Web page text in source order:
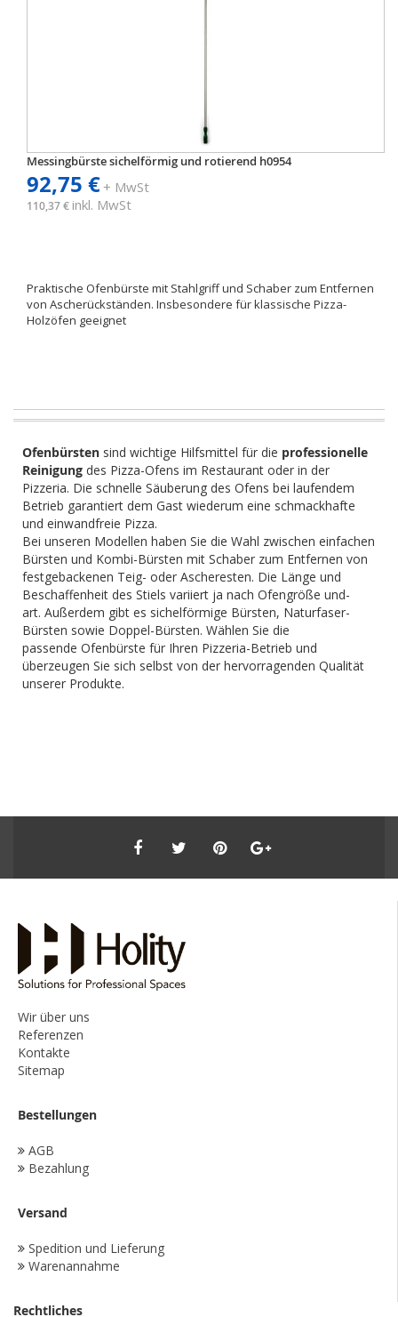
Messingbürste sichelförmig und rotierend h0954
92,75 €+ MwSt
110,37 € inkl. MwSt
Praktische Ofenbürste mit Stahlgriff und Schaber zum Entfernen
von Ascherückständen. Insbesondere für klassische Pizza-
Holzöfen geeignet
Ofenbürsten sind wichtige Hilfsmittel für die professionelle
Reinigung des Pizza-Ofens im Restaurant oder in der
Pizzeria. Die schnelle Säuberung des Ofens bei laufendem
Betrieb garantiert dem Gast wiederum eine schmackhafte
und einwandfreie Pizza.
Bei unseren Modellen haben Sie die Wahl zwischen einfachen
Bürsten und Kombi-Bürsten mit Schaber zum Entfernen von
festgebackenen Teig- oder Ascheresten. Die Länge und
Beschaffenheit des Stiels variiert ja nach Ofengröße und-
art. Außerdem gibt es sichelförmige Bürsten, Naturfaser-
Bürsten sowie Doppel-Bürsten. Wählen Sie die
passende Ofenbürste für Ihren Pizzeria-Betrieb und
überzeugen Sie sich selbst von der hervorragenden Qualität
unserer Produkte.
Wir über uns
Referenzen
Kontakte
Sitemap
Bestellungen
AGB
Bezahlung
Versand
Spedition und Lieferung
Warenannahme
Rechtliches